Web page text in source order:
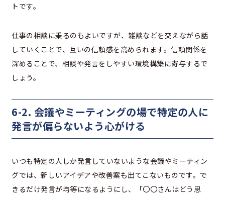
トです。
仕事の相談に乗るのもよいですが、雑談などを交えながら話
していくことで、互いの信頼感を高められます。信頼関係を
深めることで、相談や発言をしやすい環境構築に寄与するで
しょう。
6-2. 会議やミーティングの場で特定の人に
発言が偏らないよう心がける
いつも特定の人しか発言していないような会議やミーティン
グでは、新しいアイデアや改善案も出てこないものです。で
きるだけ発言が均等になるようにし、「〇〇さんはどう思